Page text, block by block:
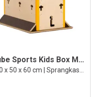
Cube Sports Kids Box Medium